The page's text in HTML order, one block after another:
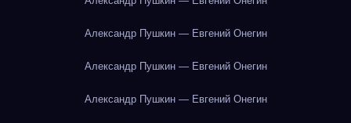
Александр Пушкин — Евгений Онегин
Александр Пушкин — Евгений Онегин
Александр Пушкин — Евгений Онегин